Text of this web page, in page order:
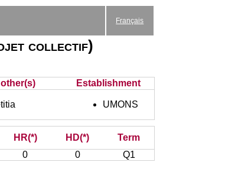
Français
collectif)
Establishment
UMONS
HR(*) HD(*)
Term
0 0 Q1